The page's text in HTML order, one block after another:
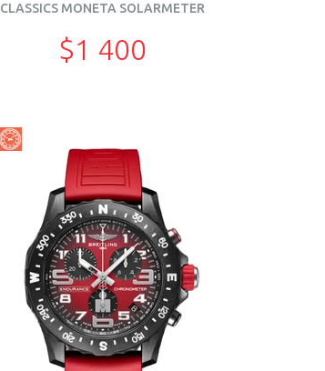
CLASSICS MONETA SOLARMETER
$1 400